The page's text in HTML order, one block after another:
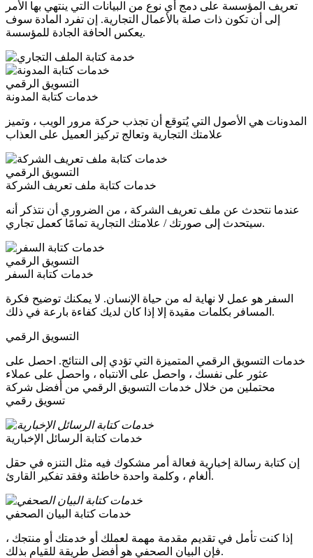
تعريف المؤسسة على دمج أي نوع من البيانات التي ينتهي بها الأمر
إلى أن تكون ذات صلة بالأعمال التجارية. إن تفرد المادة سوف
يعكس الحافة الجادة للمؤسسة.
التسويق الرقمي
خدمات كتابة المدونة
المدونات هي الأصول التي يُتوقع أن تجذب حركة مرور الويب ، وتميز
علامتك التجارية وتعالج تركيز العميل على العذاب
التسويق الرقمي
خدمات كتابة ملف تعريف الشركة
عندما نتحدث عن ملف تعريف الشركة ، من الضروري أن نتذكر أنه
سيتحدث إلى صورتك / علامتك التجارية تمامًا كعمل تجاري.
التسويق الرقمي
خدمات كتابة السفر
السفر هو عمل لا نهاية له من حياة الإنسان. لا يمكنك توضيح فكرة
المسافر بكلمات مقيدة إلا إذا كان لديك كفاءة بارعة في ذلك.
التسويق الرقمي
خدمات التسويق الرقمي المتميزة التي تؤدي إلى النتائج. احصل على
عثور على نفسك ، واحصل على الانتباه ، واحصل على عملاء
محتملين من خلال خدمات التسويق الرقمي من أفضل شركة
تسويق رقمي
خدمات كتابة الرسائل الإخبارية
إن كتابة رسالة إخبارية فعالة أمر مشكوك فيه مثل التنزه في حقل
ألغام ، وكلمة واحدة خاطئة وفقد تفكير القارئ.
خدمات كتابة البيان الصحفي
إذا كنت تأمل في تقديم مقدمة مهمة لعملك أو خدمتك أو منتجك ،
فإن البيان الصحفي هو أفضل طريقة للقيام بذلك.